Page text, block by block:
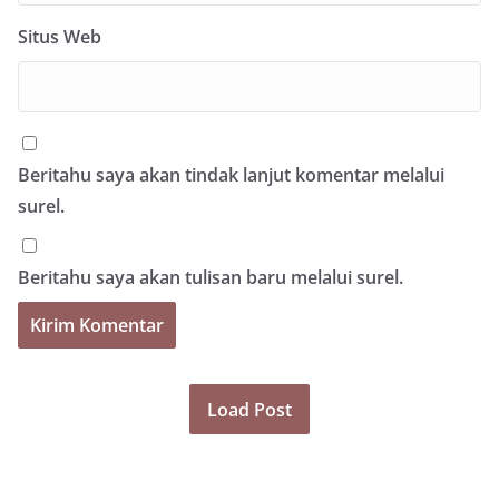
Situs Web
Beritahu saya akan tindak lanjut komentar melalui
surel.
Beritahu saya akan tulisan baru melalui surel.
Load Post